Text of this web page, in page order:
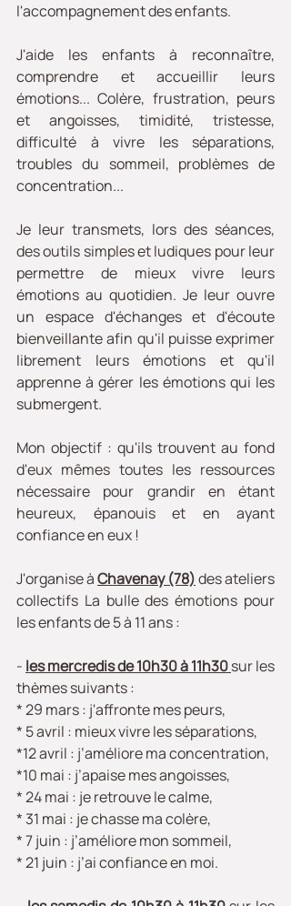
l'accompagnement des enfants.
J'aide les enfants à reconnaître,
comprendre et accueillir leurs
émotions... Colère, frustration, peurs
et angoisses, timidité, tristesse,
difficulté à vivre les séparations,
troubles du sommeil, problèmes de
concentration...
Je leur transmets, lors des séances,
des outils simples et ludiques pour leur
permettre de mieux vivre leurs
émotions au quotidien. Je leur ouvre
un espace d'échanges et d'écoute
bienveillante afin qu'il puisse exprimer
librement leurs émotions et qu'il
apprenne à gérer les émotions qui les
submergent.
Mon objectif : qu'ils trouvent au fond
d'eux mêmes toutes les ressources
nécessaire pour grandir en étant
heureux, épanouis et en ayant
confiance en eux !
J'organise àChavenay (78) des ateliers
collectifs La bulle des émotions pour
les enfants de 5 à 11 ans :
- les mercredis de 10h30 à 11h30sur les
thèmes suivants :
* 29 mars : j'affronte mes peurs,
* 5 avril : mieux vivre les séparations,
*12 avril : j’améliore ma concentration,
*10 mai : j’apaise mes angoisses,
* 24 mai : je retrouve le calme,
* 31 mai : je chasse ma colère,
* 7 juin : j’améliore mon sommeil,
* 21 juin : j’ai confiance en moi.